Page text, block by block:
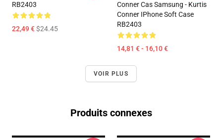
RB2403
22,49 €$24.45
Conner Cas Samsung - Kurtis
Conner IPhone Soft Case
RB2403
14,81 € - 16,10 €
VOIR PLUS
Produits connexes